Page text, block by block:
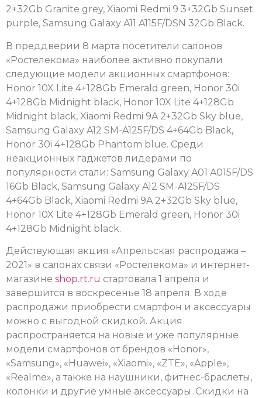
2+32Gb Granite grey, Xiaomi Redmi 9 3+32Gb Sunset
purple, Samsung Galaxy A11 A115F/DSN 32Gb Black.
В преддверии 8 марта посетители салонов
«Ростелекома» наиболее активно покупали
следующие модели акционных смартфонов:
Honor 10X Lite 4+128Gb Emerald green, Honor 30i
4+128Gb Midnight black, Honor 10X Lite 4+128Gb
Midnight black, Xiaomi Redmi 9A 2+32Gb Sky blue,
Samsung Galaxy A12 SM-A125F/DS 4+64Gb Black,
Honor 30i 4+128Gb Phantom blue. Среди
неакционных гаджетов лидерами по
популярности стали: Samsung Galaxy A01 A015F/DS
16Gb Black, Samsung Galaxy A12 SM-A125F/DS
4+64Gb Black, Xiaomi Redmi 9A 2+32Gb Sky blue,
Honor 10X Lite 4+128Gb Emerald green, Honor 30i
4+128Gb Midnight black.
Действующая акция «Апрельская распродажа –
2021» в салонах связи «Ростелекома» и интернет-
магазине shop.rt.ru стартовала 1 апреля и
завершится в воскресенье 18 апреля. В ходе
распродажи приобрести смартфон и аксессуары
можно с выгодной скидкой. Акция
распространяется на новые и уже популярные
модели смартфонов от брендов «Honor»,
«Samsung», «Huawei», «Xiaomi», «ZTE», «Apple»,
«Realme», а также на наушники, фитнес-браслеты,
колонки и другие умные аксессуары. Скидки на